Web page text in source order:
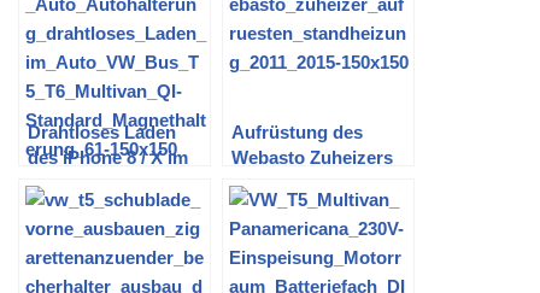
Drahtloses Laden
des iPhone 8 / X im
Auto (VW T5) – Teil 1:
Vorauswahl
(EooCoo)
Aufrüstung des
Webasto Zuheizers
im T5 zur
Standheizung mit
T91